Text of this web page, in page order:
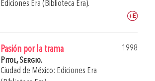
Ediciones Era (Biblioteca Era).
Pasión por la trama
1998
Pitol, Sergio.
Ciudad de México: Ediciones Era